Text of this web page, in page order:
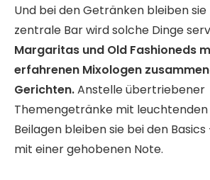
Und bei den Getränken bleiben sie
zentrale Bar wird solche Dinge
Margaritas und Old Fashioneds
erfahrenen Mixologen
Gerichten.Anstelle übertriebener
Themengetränke mit leuchtenden
Beilagen bleiben sie bei den
mit einer gehobenen Note.